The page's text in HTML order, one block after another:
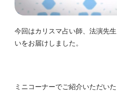
今回はカリスマ占い師、法演先
いをお届けしました。
ミニコーナーでご紹介いただい